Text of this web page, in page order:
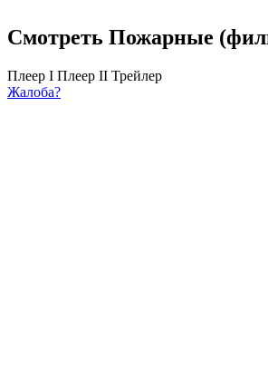
Смотреть Пожарные
Плеер I Плеер II Трейлер
Жалоба?